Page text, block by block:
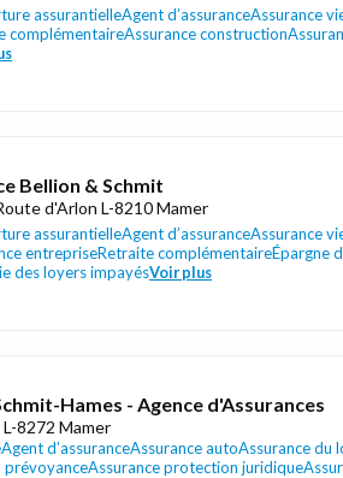
assurantielleAgent d’assuranceAssurance
complémentaireAssurance construction
Bellion & Schmit
d'Arlon L-8210 Mamer
assurantielleAgent d’assuranceAssurance
entrepriseRetraite complémentaireÉpargne
des loyers impayésVoir plus
Hames - Agence d'Assurances
8272 Mamer
Agent d’assuranceAssurance autoAssurance du
prévoyanceAssurance protection juridique